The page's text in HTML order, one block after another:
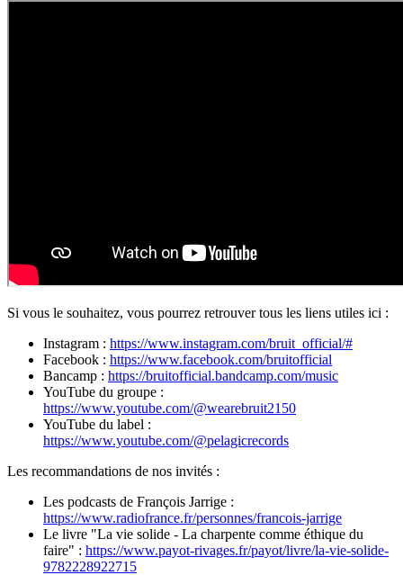
Si vous le souhaitez, vous pourrez retrouver tous les liens utiles ici :
Instagram : https://www.instagram.com/bruit_official/#
Facebook : https://www.facebook.com/bruitofficial
Bancamp : https://bruitofficial.bandcamp.com/music
YouTube du groupe :
https://www.youtube.com/@wearebruit2150
YouTube du label :
https://www.youtube.com/@pelagicrecords
Les recommandations de nos invités :
Les podcasts de François Jarrige :
https://www.radiofrance.fr/personnes/francois-jarrige
Le livre "La vie solide - La charpente comme éthique du
faire" : https://www.payot-rivages.fr/payot/livre/la-vie-solide-
9782228922715